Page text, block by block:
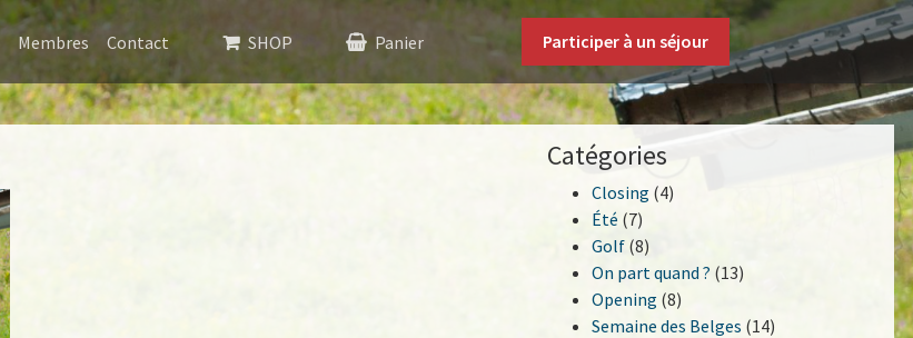
Membres Contact SHOP Panier Participer à un séjour
Catégories
Closing (4)
Été (7)
Golf(8)
On part quand ? (13)
Opening (8)
Semaine des Belges (14)